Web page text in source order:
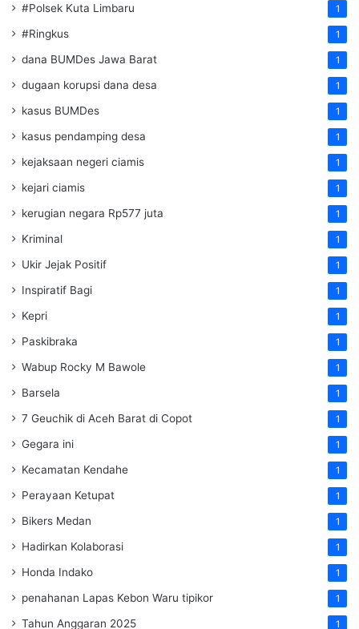
#Polsek Kuta Limbaru 1
#Ringkus 1
dana BUMDes Jawa Barat 1
dugaan korupsi dana desa 1
kasus BUMDes 1
kasus pendamping desa 1
kejaksaan negeri ciamis 1
kejari ciamis 1
kerugian negara Rp577 juta 1
Kriminal 1
Ukir Jejak Positif 1
Inspiratif Bagi 1
Kepri 1
Paskibraka 1
Wabup Rocky M Bawole 1
Barsela 1
7 Geuchik di Aceh Barat di Copot 1
Gegara ini 1
Kecamatan Kendahe 1
Perayaan Ketupat 1
Bikers Medan 1
Hadirkan Kolaborasi 1
Honda Indako 1
penahanan Lapas Kebon Waru tipikor 1
Tahun Anggaran 2025 1